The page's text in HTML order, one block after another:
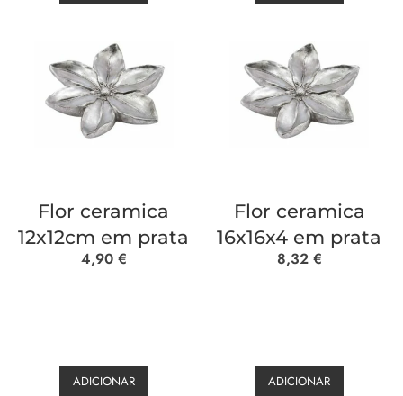
Flor ceramica
12x12cm em prata
4,90 €
ADICIONAR
Flor ceramica
16x16x4 em prata
8,32 €
ADICIONAR